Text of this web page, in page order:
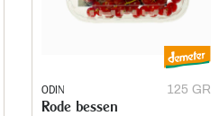
ODIN 125 GR
Rode bessen